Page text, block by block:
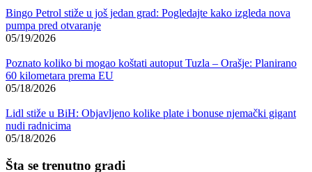
Bingo Petrol stiže u još jedan grad: Pogledajte kako izgleda nova
pumpa pred otvaranje
05/19/2026
Poznato koliko bi mogao koštati autoput Tuzla – Orašje: Planirano
60 kilometara prema EU
05/18/2026
Lidl stiže u BiH: Objavljeno kolike plate i bonuse njemački gigant
nudi radnicima
05/18/2026
Šta se trenutno gradi